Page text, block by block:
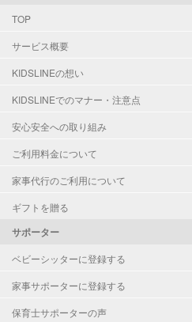
TOP
サービス概要
KIDSLINEの想い
KIDSLINEでのマナー・注意点
安心安全への取り組み
ご利用料金について
家事代行のご利用について
ギフトを贈る
サポーター
ベビーシッターに登録する
家事サポーターに登録する
保育士サポーターの声